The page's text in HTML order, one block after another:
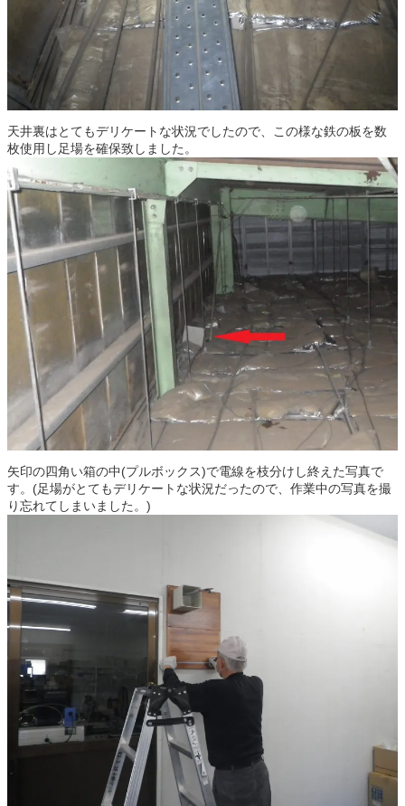
天井裏はとてもデリケートな状況でしたので、この様な鉄の板を数
枚使用し足場を確保致しました。
矢印の四角い箱の中(プルボックス)で電線を枝分けし終えた写真で
す。(足場がとてもデリケートな状況だったので、作業中の写真を撮
り忘れてしまいました。)